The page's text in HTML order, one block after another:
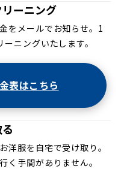
ーニング
をメールでお知らせ。1
ニングいたします。
表はこちら
洋服を自宅で受け取り。
く手間がありません。